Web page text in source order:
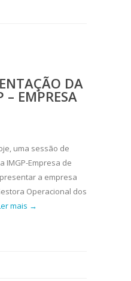
DA
– EMPRESA
uma sessão de
IMGP-Empresa de
a empresa
Operacional dos
mais →